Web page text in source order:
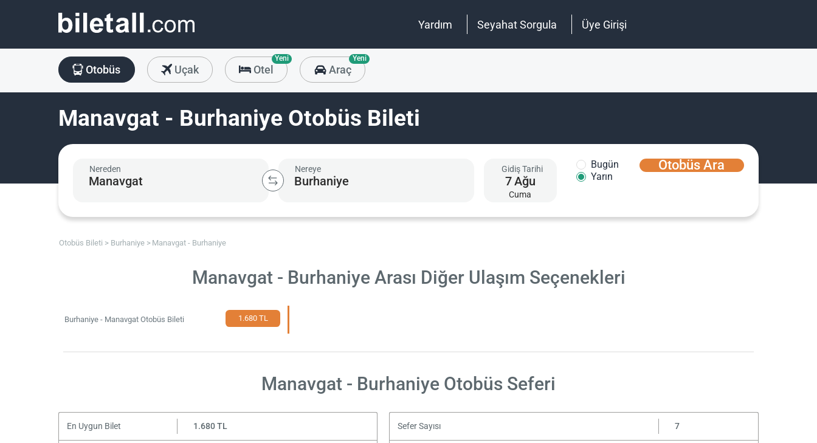
Yardım Seyahat Sorgula Üye Girişi
Otobüs Uçak Otel
Yeni
Araç
Yeni
Manavgat - Burhaniye Otobüs Bileti
Nereden Nereye Gidiş Tarihi
7Ağu
Cuma
Bugün
Yarın
Otobüs Ara
Otobüs Bileti Burhaniye Manavgat - Burhaniye
Manavgat - Burhaniye Arası Diğer Ulaşım Seçenekleri
Burhaniye - Manavgat Otobüs Bileti 1.680 TL
Manavgat - Burhaniye Otobüs Seferi
En Uygun Bilet 1.680 TL Sefer Sayısı 7